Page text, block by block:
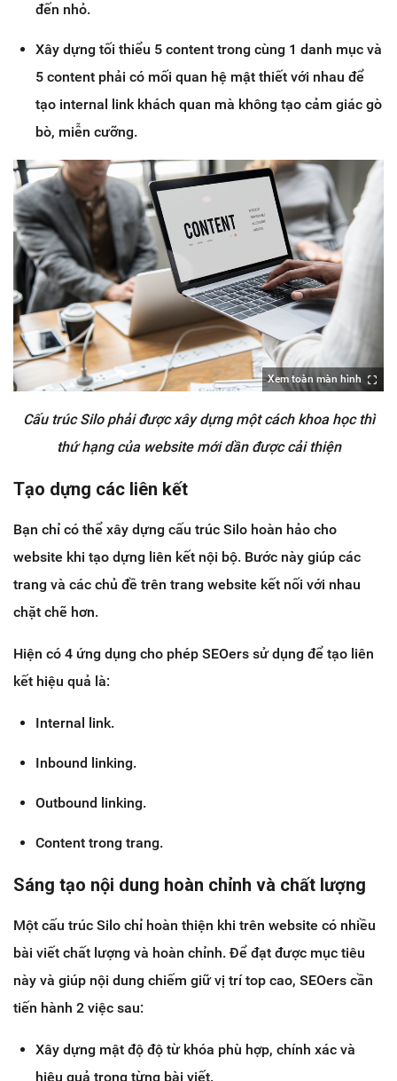
đến nhỏ.
Xây dựng tối thiểu 5 content trong cùng 1 danh mục và
5 content phải có mối quan hệ mật thiết với nhau để
tạo internal link khách quan mà không tạo cảm giác gò
bò, miễn cưỡng.
Xem toàn màn hình
Cấu trúc Silo phải được xây dựng một cách khoa học thì
thứ hạng của website mới dần được cải thiện
Tạo dựng các liên kết
Bạn chỉ có thể xây dựng cấu trúc Silo hoàn hảo cho
website khi tạo dựng liên kết nội bộ. Bước này giúp các
trang và các chủ đề trên trang website kết nối với nhau
chặt chẽ hơn.
Hiện có 4 ứng dụng cho phép SEOers sử dụng để tạo liên
kết hiệu quả là:
Internal link.
Inbound linking.
Outbound linking.
Content trong trang.
Sáng tạo nội dung hoàn chỉnh và chất lượng
Một cấu trúc Silo chỉ hoàn thiện khi trên website có nhiều
bài viết chất lượng và hoàn chỉnh. Để đạt được mục tiêu
này và giúp nội dung chiếm giữ vị trí top cao, SEOers cần
tiến hành 2 việc sau:
Xây dựng mật độ độ từ khóa phù hợp, chính xác và
hiệu quả trong từng bài viết.